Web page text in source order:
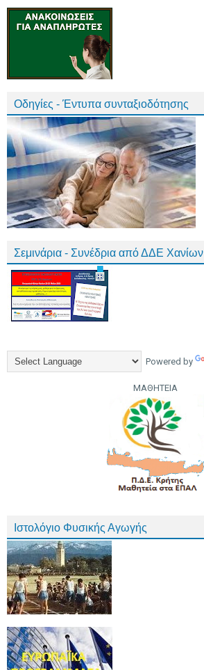
Οδηγίες - Έντυπα συνταξιοδότησης
Σεμινάρια - Συνέδρια από ΔΔΕ Χανίων
Powered by
ΜΑΘΗΤΕΙΑ
Ιστολόγιο Φυσικής Αγωγής